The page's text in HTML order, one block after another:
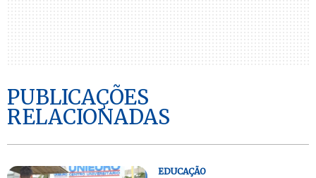
PUBLICAÇÕES
RELACIONADAS
EDUCAÇÃO